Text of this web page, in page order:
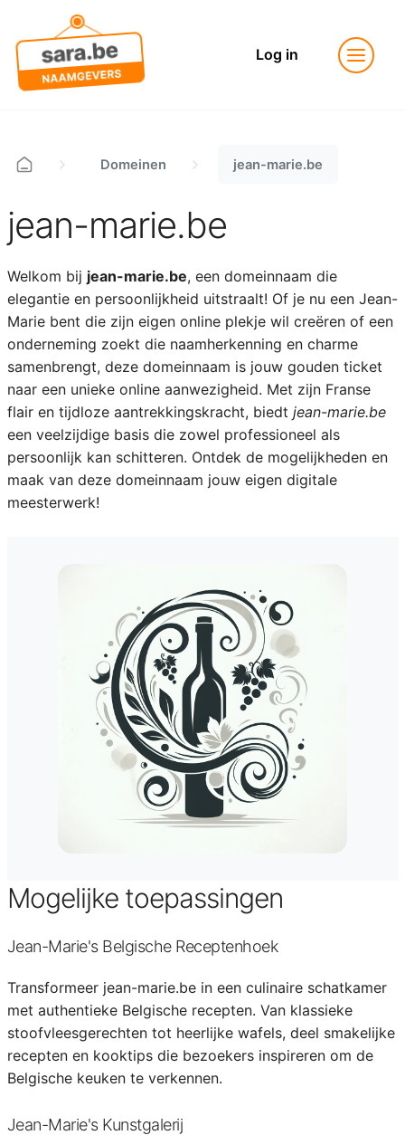
Log in
Domeinen jean-marie.be
jean-marie.be
Welkom bij jean-marie.be, een domeinnaam die
elegantie en persoonlijkheid uitstraalt! Of je nu een Jean-
Marie bent die zijn eigen online plekje wil creëren of een
onderneming zoekt die naamherkenning en charme
samenbrengt, deze domeinnaam is jouw gouden ticket
naar een unieke online aanwezigheid. Met zijn Franse
flair en tijdloze aantrekkingskracht, biedt jean-marie.be
een veelzijdige basis die zowel professioneel als
persoonlijk kan schitteren. Ontdek de mogelijkheden en
maak van deze domeinnaam jouw eigen digitale
meesterwerk!
Mogelijke toepassingen
Jean-Marie's Belgische Receptenhoek
Transformeer jean-marie.be in een culinaire schatkamer
met authentieke Belgische recepten. Van klassieke
stoofvleesgerechten tot heerlijke wafels, deel smakelijke
recepten en kooktips die bezoekers inspireren om de
Belgische keuken te verkennen.
Jean-Marie's Kunstgalerij